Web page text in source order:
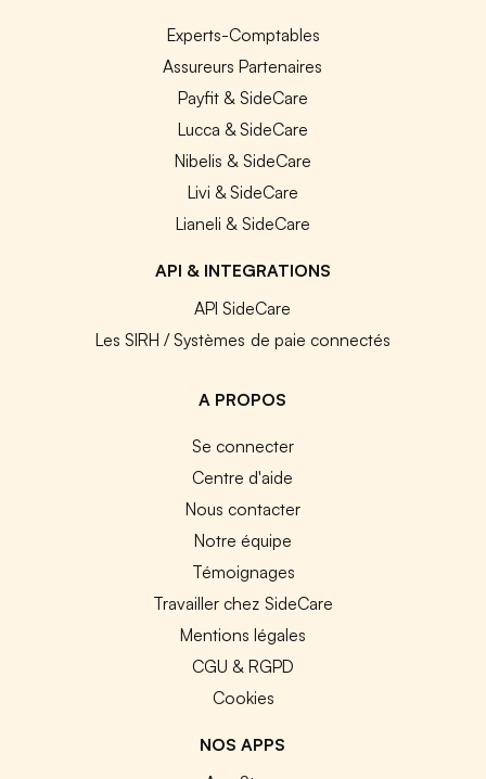
Experts-Comptables
Assureurs Partenaires
Payfit & SideCare
Lucca & SideCare
Nibelis & SideCare
Livi & SideCare
Lianeli & SideCare
API & INTEGRATIONS
API SideCare
Les SIRH / Systèmes de paie connectés
A PROPOS
Se connecter
Centre d'aide
Nous contacter
Notre équipe
Témoignages
Travailler chez SideCare
Mentions légales
CGU & RGPD
Cookies
NOS APPS